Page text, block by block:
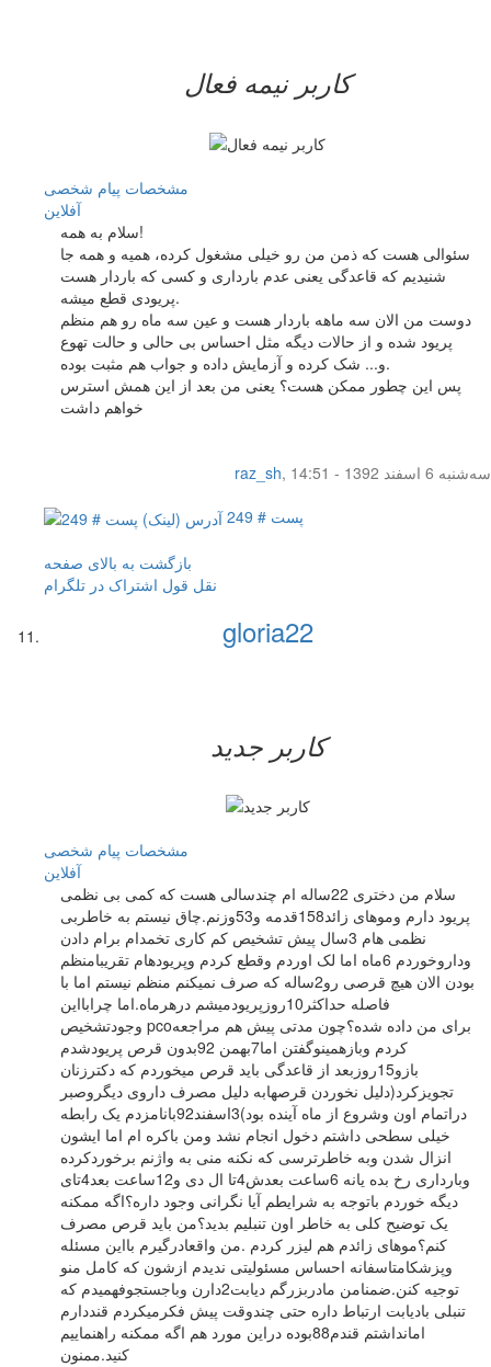
کاربر نيمه فعال
مشخصات پیام شخصی
آفلاين
سلام به همه!
سئوالی هست که ذمن من رو خیلی مشغول کرده، همیه و همه جا
شنیدیم که قاعدگی یعنی عدم بارداری و کسی که باردار هست
پریودی قطع میشه.
دوست من الان سه ماهه باردار هست و عین سه ماه رو هم منظم
پریود شده و از حالات دیگه مثل احساس بی حالی و حالت تهوع
و... شک کرده و آزمایش داده و جواب هم مثبت بوده.
پس این چطور ممکن هست؟ یعنی من بعد از این همش استرس
خواهم داشت
raz_sh,
سه‌شنبه 6 اسفند 1392 - 14:51
پست # 249
بازگشت به بالای صفحه
نقل قول اشتراک در تلگرام
gloria22
کاربر جدید
مشخصات پیام شخصی
آفلاين
سلام من دختری 22ساله ام چندسالی هست که کمی بی نظمی
پریود دارم وموهای زائد158قدمه و53وزنم.چاق نیستم به خاطربی
نظمی هام 3سال پیش تشخیص کم کاری تخمدام برام دادن
وداروخوردم 6ماه اما لک اوردم وقطع کردم وپریودهام تقریبامنظم
بودن الان هیچ قرصی رو2ساله که صرف نمیکنم منظم نیستم اما با
فاصله حداکثر10روزپریودمیشم درهرماه.اما چرابااین
وجودتشخیص pcoبرای من داده شده؟چون مدتی پیش هم مراجعه
کردم وبازهمینوگفتن اما7بهمن 92بدون قرص پریودشدم
بازو15روزبعد از قاعدگی باید قرص میخوردم که دکترزنان
تجویزکرد(دلیل نخوردن قرصهابه دلیل مصرف داروی دیگروصبر
دراتمام اون وشروع از ماه آینده بود)3اسفند92بانامزدم یک رابطه
خیلی سطحی داشتم دخول انجام نشد ومن باکره ام اما ایشون
انزال شدن وبه خاطرترسی که نکنه منی به واژنم برخوردکرده
وبارداری رخ بده یانه 6ساعت بعدش4تا ال دی و12ساعت بعد4تای
دیگه خوردم باتوجه به شرایطم آیا نگرانی وجود داره؟اگه ممکنه
یک توضیح کلی به خاطر اون تنبلیم بدید؟من باید قرص مصرف
کنم؟موهای زائدم هم لیزر کردم .من واقعادرگیرم بااین مسئله
وپزشکامتاسفانه احساس مسئولیتی ندیدم ازشون که کامل منو
توجیه کنن.ضمنامن مادربزرگم دیابت2دارن وباجستجوفهمیدم که
تنبلی بادیابت ارتباط داره حتی چندوقت پیش فکرمیکردم قنددارم
امانداشتم قندم88بوده دراین مورد هم اگه ممکنه راهنماییم
کنید.ممنون